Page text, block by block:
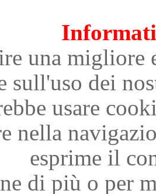
una migliore
sull'uso dei
usare
nella
esprime il
di più o per